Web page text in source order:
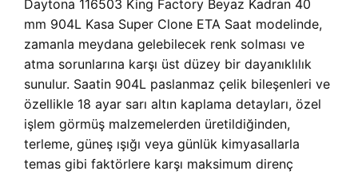
Daytona 116503 King Factory Beyaz Kadran 40
mm 904L Kasa Super Clone ETA Saat modelinde,
zamanla meydana gelebilecek renk solması ve
atma sorunlarına karşı üst düzey bir dayanıklılık
sunulur. Saatin 904L paslanmaz çelik bileşenleri ve
özellikle 18 ayar sarı altın kaplama detayları, özel
işlem görmüş malzemelerden üretildiğinden,
terleme, güneş ışığı veya günlük kimyasallarla
temas gibi faktörlere karşı maksimum direnç